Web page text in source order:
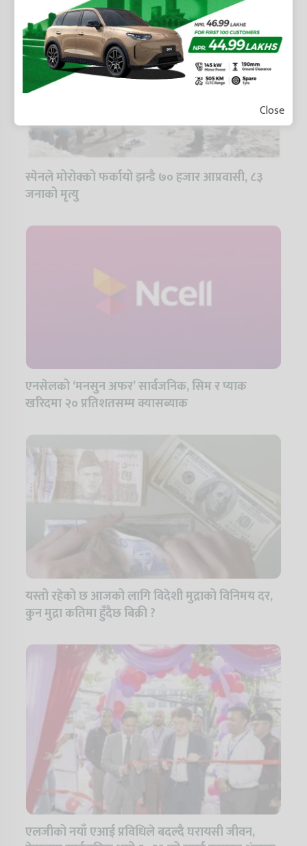
स्पेनले मोरोक्को फर्कायो झन्डै ७० हजार आप्रवासी, ८३
जनाको मृत्यु
एनसेलको ‘मनसुन अफर’ सार्वजनिक, सिम र प्याक
खरिदमा २० प्रतिशतसम्म क्यासब्याक
यस्तो रहेको छ आजको लागि विदेशी मुद्राको विनिमय दर,
कुन मुद्रा कतिमा हुँदैछ बिक्री ?
एलजीको नयाँ एआई प्रविधिले बदल्दै घरायसी जीवन,
Close